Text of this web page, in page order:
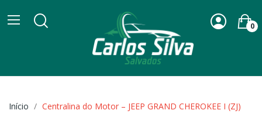
0
Início Centralina do Motor – JEEP GRAND CHEROKEE I (ZJ)